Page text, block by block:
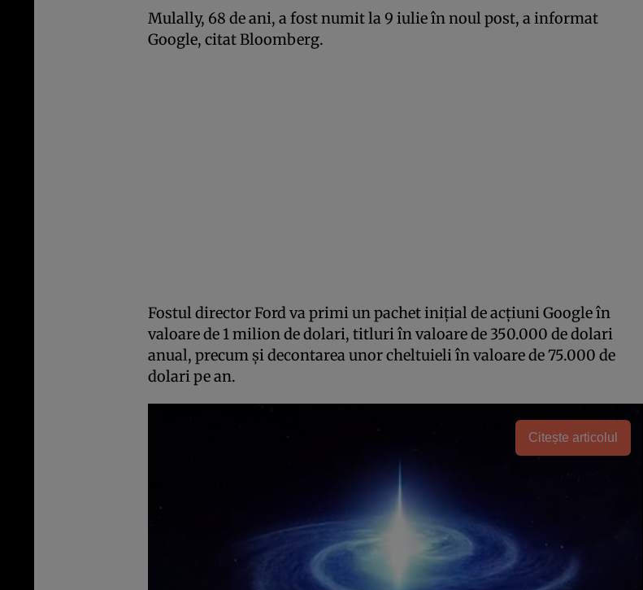
Mulally, 68 de ani, a fost numit la 9 iulie în noul post, a informat
Google, citat Bloomberg.
Fostul director Ford va primi un pachet iniţial de acţiuni Google în
valoare de 1 milion de dolari, titluri în valoare de 350.000 de dolari
anual, precum şi decontarea unor cheltuieli în valoare de 75.000 de
dolari pe an.
Citește articolul